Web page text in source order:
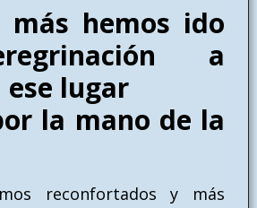
más hemos ido
a
ese lugar
la mano de la
reconfortados y más